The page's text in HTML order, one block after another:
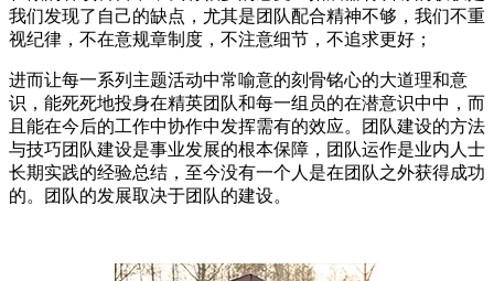
我们发现了自己的缺点，尤其是团队配合精神不够，我们不重
视纪律，不在意规章制度，不注意细节，不追求更好；
进而让每一系列主题活动中常喻意的刻骨铭心的大道理和意
识，能死死地投身在精英团队和每一组员的在潜意识中中，而
且能在今后的工作中协作中发挥需有的效应。团队建设的方法
与技巧团队建设是事业发展的根本保障，团队运作是业内人士
长期实践的经验总结，至今没有一个人是在团队之外获得成功
的。团队的发展取决于团队的建设。